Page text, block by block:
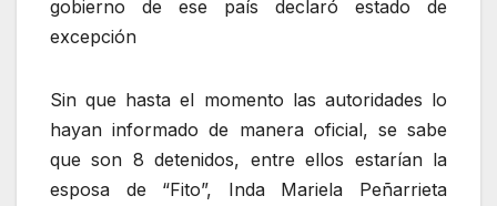
gobierno de ese país declaró estado de
excepción
Sin que hasta el momento las autoridades lo
hayan informado de manera oficial, se sabe
que son 8 detenidos, entre ellos estarían la
esposa de “Fito”, Inda Mariela Peñarrieta